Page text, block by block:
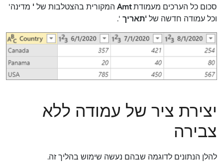
סכום כל הערכים מעמודתAmt המקורית בהצטלבות של ' מדינה'
וכל עמודה חדשה של 'תאריך '.
יצירת ציר של עמודה ללא
צבירה
להלן הנתונים לדוגמה שבהם נעשה שימוש בהליך זה.